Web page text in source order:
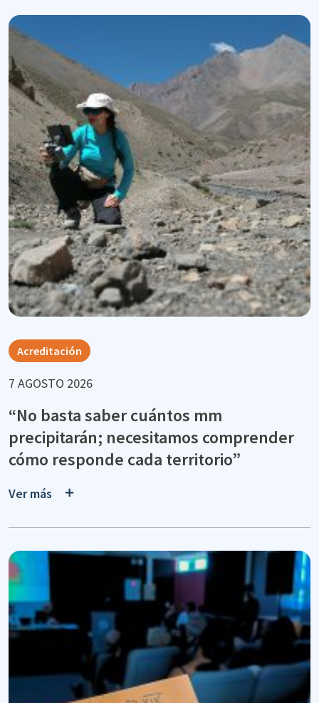
Acreditación
7 AGOSTO 2026
“No basta saber cuántos mm
precipitarán; necesitamos comprender
cómo responde cada territorio”
Ver más